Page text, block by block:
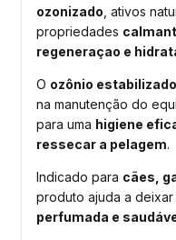
ozonizado , ativos
propriedades
regeneraçao e
O ozônio estabilizado
na manutenção do
para uma higiene
ressecar a pelagem.
Indicado para cães,
produto ajuda a deixar
perfumada e